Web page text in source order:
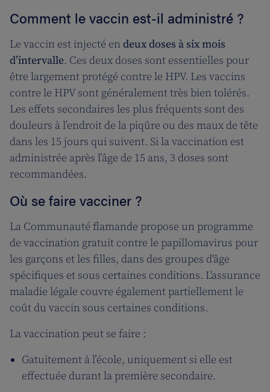
Comment le vaccin est-il administré ?
Le vaccin est injecté en deux doses à six mois
d’intervalle. Ces deux doses sont essentielles pour
être largement protégé contre le HPV. Les vaccins
contre le HPV sont généralement très bien tolérés.
Les effets secondaires les plus fréquents sont des
douleurs à l’endroit de la piqûre ou des maux de tête
dans les 15 jours qui suivent. Si la vaccination est
administrée après l’âge de 15 ans, 3 doses sont
recommandées.
Où se faire vacciner ?
La Communauté flamande propose un programme
de vaccination gratuit contre le papillomavirus pour
les garçons et les filles, dans des groupes d'âge
spécifiques et sous certaines conditions. L'assurance
maladie légale couvre également partiellement le
coût du vaccin sous certaines conditions.
La vaccination peut se faire :
Gatuitement à l’école, uniquement si elle est
effectuée durant la première secondaire.